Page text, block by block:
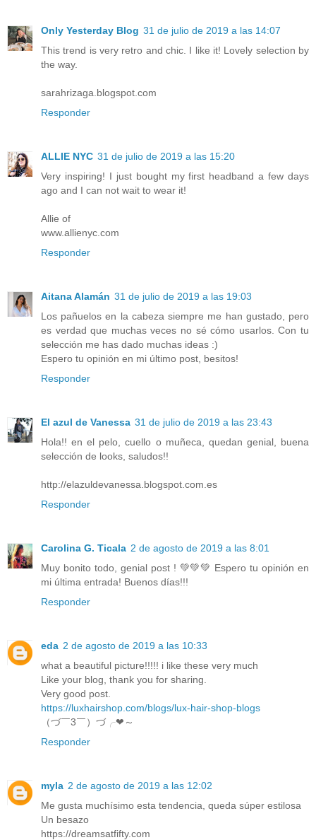
Only Yesterday Blog 31 de julio de 2019 a las 14:07
This trend is very retro and chic. I like it! Lovely selection by
the way.
sarahrizaga.blogspot.com
Responder
ALLIE NYC 31 de julio de 2019 a las 15:20
Very inspiring! I just bought my first headband a few days
ago and I can not wait to wear it!
Allie of
www.allienyc.com
Responder
Aitana Alamán 31 de julio de 2019 a las 19:03
Los pañuelos en la cabeza siempre me han gustado, pero
es verdad que muchas veces no sé cómo usarlos. Con tu
selección me has dado muchas ideas :)
Espero tu opinión en mi último post, besitos!
Responder
El azul de Vanessa 31 de julio de 2019 a las 23:43
Hola!! en el pelo, cuello o muñeca, quedan genial, buena
selección de looks, saludos!!
http://elazuldevanessa.blogspot.com.es
Responder
Carolina G. Ticala 2 de agosto de 2019 a las 8:01
Muy bonito todo, genial post ! 💚💚💚 Espero tu opinión en
mi última entrada! Buenos días!!!
Responder
eda 2 de agosto de 2019 a las 10:33
what a beautiful picture!!!!! i like these very much
Like your blog, thank you for sharing.
Very good post.
https://luxhairshop.com/blogs/lux-hair-shop-blogs
（づ￣3￣）づ╭❤～
Responder
myla 2 de agosto de 2019 a las 12:02
Me gusta muchísimo esta tendencia, queda súper estilosa
Un besazo
https://dreamsatfifty.com